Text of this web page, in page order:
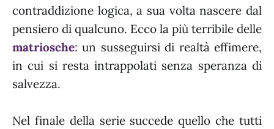
contraddizione logica, a sua volta nascere dal
pensiero di qualcuno. Ecco la più terribile delle
matriosche: un susseguirsi di realtà effimere,
in cui si resta intrappolati senza speranza di
salvezza.
Nel finale della serie succede quello che tutti